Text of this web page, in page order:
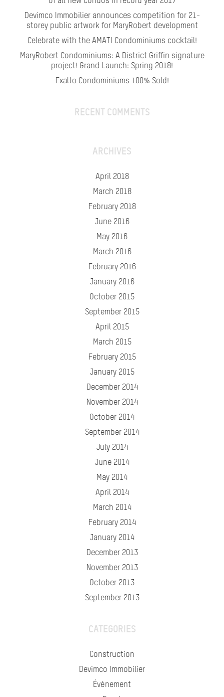
Devimco Immobilier announces competition for 21-
storey public artwork for MaryRobert development
Celebrate with the AMATI Condominiums cocktail!
MaryRobert Condominiums: A District Griffin signature
project! Grand Launch: Spring 2018!
Exalto Condominiums 100% Sold!
RECENT COMMENTS
ARCHIVES
April 2018
March 2018
February 2018
June 2016
May 2016
March 2016
February 2016
January 2016
October 2015
September 2015
April 2015
March 2015
February 2015
January 2015
December 2014
November 2014
October 2014
September 2014
July 2014
June 2014
May 2014
April 2014
March 2014
February 2014
January 2014
December 2013
November 2013
October 2013
September 2013
CATEGORIES
Construction
Devimco Immobilier
Événement